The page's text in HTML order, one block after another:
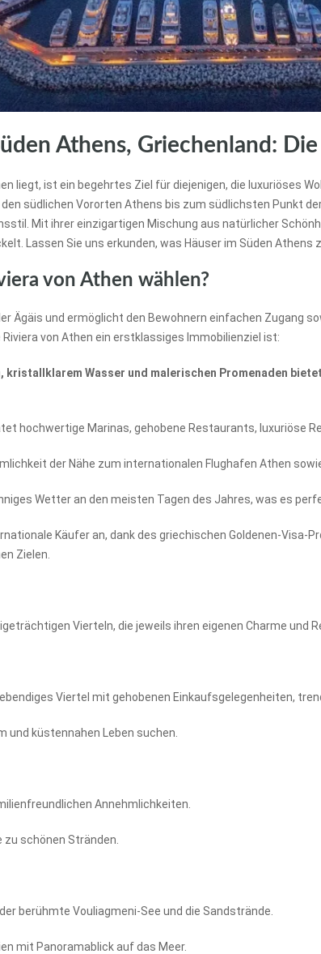
Athens, Griechenland:
liegt, ist ein begehrtes Ziel für diejenigen, die luxuriöses
südlichen Vororten Athens bis zum südlichsten Punkt
Mit ihrer einzigartigen Mischung aus natürlicher
Lassen Sie uns erkunden, was Häuser im Süden Athens
von Athen wählen?
Ägäis und ermöglicht den Bewohnern einfachen Zugang
von Athen ein erstklassiges Immobilienziel ist:
Wasser und malerischen Promenaden
hochwertige Marinas, gehobene Restaurants, luxuriöse
der Nähe zum internationalen Flughafen Athen
Wetter an den meisten Tagen des Jahres, was es
Käufer an, dank des griechischen Goldenen-Visa-
Zielen.
Vierteln, die jeweils ihren eigenen Charme und
Viertel mit gehobenen Einkaufsgelegenheiten,
und küstennahen Leben suchen.
Annehmlichkeiten.
zu schönen Stränden.
berühmte Vouliagmeni-See und die Sandstrände.
mit Panoramablick auf das Meer.